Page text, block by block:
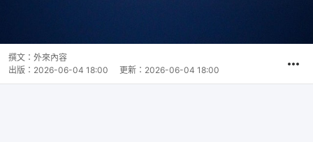
撰文： 外來內容
出版： 2026-06-04 18:00 更新： 2026-06-04 18:00